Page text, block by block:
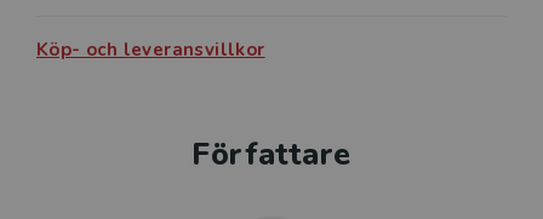
Köp- och leveransvillkor
Författare